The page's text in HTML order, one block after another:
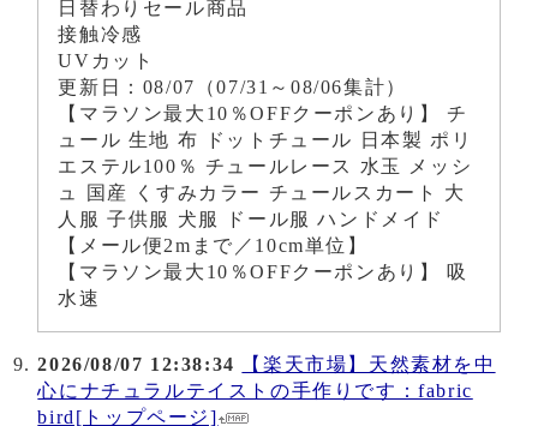
日替わりセール商品
接触冷感
UVカット
更新日：08/07（07/31～08/06集計）
【マラソン最大10％OFFクーポンあり】 チ
ュール 生地 布 ドットチュール 日本製 ポリ
エステル100％ チュールレース 水玉 メッシ
ュ 国産 くすみカラー チュールスカート 大
人服 子供服 犬服 ドール服 ハンドメイド
【メール便2mまで／10cm単位】
【マラソン最大10％OFFクーポンあり】 吸
水速
2026/08/07 12:38:34
【楽天市場】天然素材を中
心にナチュラルテイストの手作りです：fabric
bird[トップページ]